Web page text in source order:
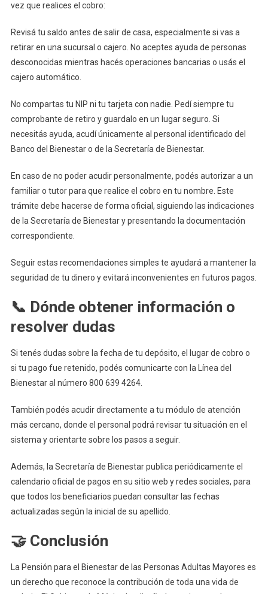
vez que realices el cobro:
Revisá tu saldo antes de salir de casa, especialmente si vas a
retirar en una sucursal o cajero. No aceptes ayuda de personas
desconocidas mientras hacés operaciones bancarias o usás el
cajero automático.
No compartas tu NIP ni tu tarjeta con nadie. Pedí siempre tu
comprobante de retiro y guardalo en un lugar seguro. Si
necesitás ayuda, acudí únicamente al personal identificado del
Banco del Bienestar o de la Secretaría de Bienestar.
En caso de no poder acudir personalmente, podés autorizar a un
familiar o tutor para que realice el cobro en tu nombre. Este
trámite debe hacerse de forma oficial, siguiendo las indicaciones
de la Secretaría de Bienestar y presentando la documentación
correspondiente.
Seguir estas recomendaciones simples te ayudará a mantener la
seguridad de tu dinero y evitará inconvenientes en futuros pagos.
📞 Dónde obtener información o
resolver dudas
Si tenés dudas sobre la fecha de tu depósito, el lugar de cobro o
si tu pago fue retenido, podés comunicarte con la Línea del
Bienestar al número 800 639 4264.
También podés acudir directamente a tu módulo de atención
más cercano, donde el personal podrá revisar tu situación en el
sistema y orientarte sobre los pasos a seguir.
Además, la Secretaría de Bienestar publica periódicamente el
calendario oficial de pagos en su sitio web y redes sociales, para
que todos los beneficiarios puedan consultar las fechas
actualizadas según la inicial de su apellido.
🤝 Conclusión
La Pensión para el Bienestar de las Personas Adultas Mayores es
un derecho que reconoce la contribución de toda una vida de